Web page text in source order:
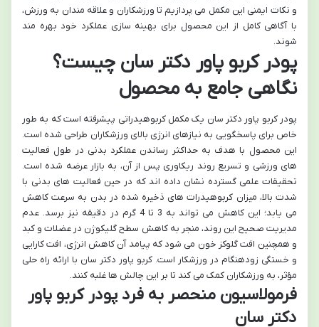
و نکات ایمنی این مکمل می پردازیم تا ورزشکاران و علاقه مندان به ورزش،
با آگاهی کامل از این محصول برای بهینه سازی عملکرد خود بهره مند
شوند.
پودر کربو پاور دکتر سان چیست؟
نگاهی جامع به محصول
پودر کربو پاور دکتر سان یک مکمل کربوهیدراتی پیشرفته است که به طور
خاص برای پاسخگویی به نیازهای انرژی بالای ورزشکاران طراحی شده است.
این محصول با هدف به حداکثر رساندن عملکرد بدنی در طول فعالیت
های ورزشی و تسریع روند ریکاوری پس از آن، به بازار عرضه شده است.
تحقیقات علمی گسترده نشان داده اند که در حین فعالیت های بدنی با
شدت بالا، میزان کربوهیدرات های ذخیره شده در بدن به سرعت کاهش
می یابد؛ این کاهش می تواند به 3 تا 4 گرم در دقیقه نیز برسد. عدم
مدیریت صحیح این روند، منجر به کاهش سطح گلیکوژن در عضلات و کبد
و همچنین افت گلوکز خون می شود که پیامد آن کاهش انرژی، افت کارایی
و خستگی زودهنگام در ورزشکار است. کربو پاور دکتر سان با ارائه راه حلی
مؤثر، به ورزشکاران کمک می کند تا بر این چالش ها غلبه کنند.
فرمولاسیون منحصر به فرد پودر کربو پاور
دکتر سان